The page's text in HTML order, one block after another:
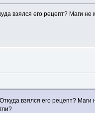
взялся его рецепт? Маги
взялся его рецепт?